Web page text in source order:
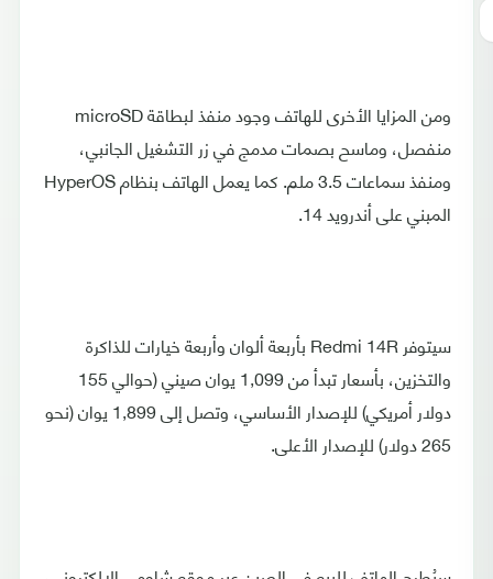
ومن المزايا الأخرى للهاتف وجود منفذ لبطاقة microSD
منفصل، وماسح بصمات مدمج في زر التشغيل الجانبي،
ومنفذ سماعات 3.5 ملم. كما يعمل الهاتف بنظام HyperOS
المبني على أندرويد 14.
سيتوفر Redmi 14R بأربعة ألوان وأربعة خيارات للذاكرة
والتخزين، بأسعار تبدأ من 1,099 يوان صيني (حوالي 155
دولار أمريكي) للإصدار الأساسي، وتصل إلى 1,899 يوان (نحو
265 دولار) للإصدار الأعلى.